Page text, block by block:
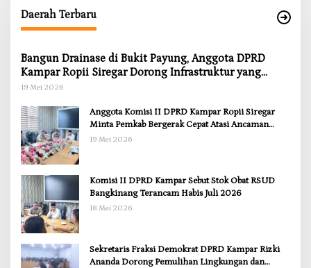
Daerah Terbaru
Bangun Drainase di Bukit Payung, Anggota DPRD
Kampar Ropii Siregar Dorong Infrastruktur yang
Menyentuh Kebutuhan Dasar
19 Mei 2026
Anggota Komisi II DPRD Kampar Ropii Siregar
Minta Pemkab Bergerak Cepat Atasi Ancaman
Kekosongan Obat demi Wujudkan Kampar Dihati
19 Mei 2026
Komisi II DPRD Kampar Sebut Stok Obat RSUD
Bangkinang Terancam Habis Juli 2026
18 Mei 2026
Sekretaris Fraksi Demokrat DPRD Kampar Rizki
Ananda Dorong Pemulihan Lingkungan dan